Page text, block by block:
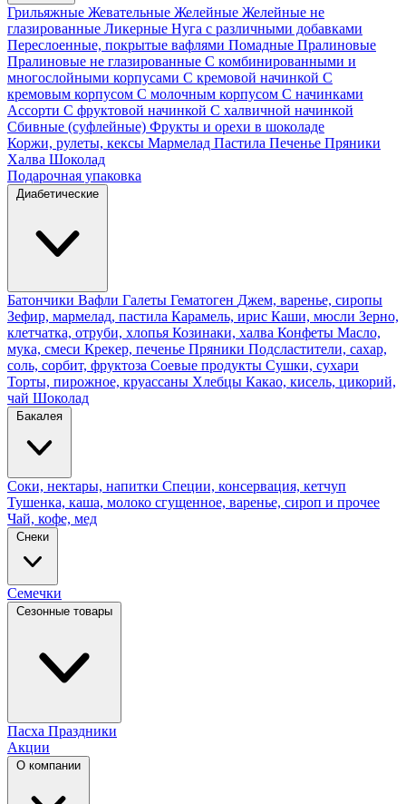
Грильяжные Жевательные Желейные Желейные не
глазированные Ликерные Нуга с различными добавками
Переслоенные, покрытые вафлями Помадные Пралиновые
Пралиновые не глазированные С комбинированными и
многослойными корпусами С кремовой начинкой С
кремовым корпусом С молочным корпусом С начинками
Ассорти С фруктовой начинкой С халвичной начинкой
Сбивные (суфлейные) Фрукты и орехи в шоколаде
Коржи, рулеты, кексы Мармелад Пастила Печенье Пряники
Халва Шоколад
Подарочная упаковка
Диабетические
Батончики Вафли Галеты Гематоген Джем, варенье, сиропы
Зефир, мармелад, пастила Карамель, ирис Каши, мюсли Зерно,
клетчатка, отруби, хлопья Козинаки, халва Конфеты Масло,
мука, смеси Крекер, печенье Пряники Подсластители, сахар,
соль, сорбит, фруктоза Соевые продукты Сушки, сухари
Торты, пирожное, круассаны Хлебцы Какао, кисель, цикорий,
чай Шоколад
Бакалея
Соки, нектары, напитки Специи, консервация, кетчуп
Тушенка, каша, молоко сгущенное, варенье, сироп и прочее
Чай, кофе, мед
Снеки
Семечки
Сезонные товары
Пасха Праздники
Акции
О компании